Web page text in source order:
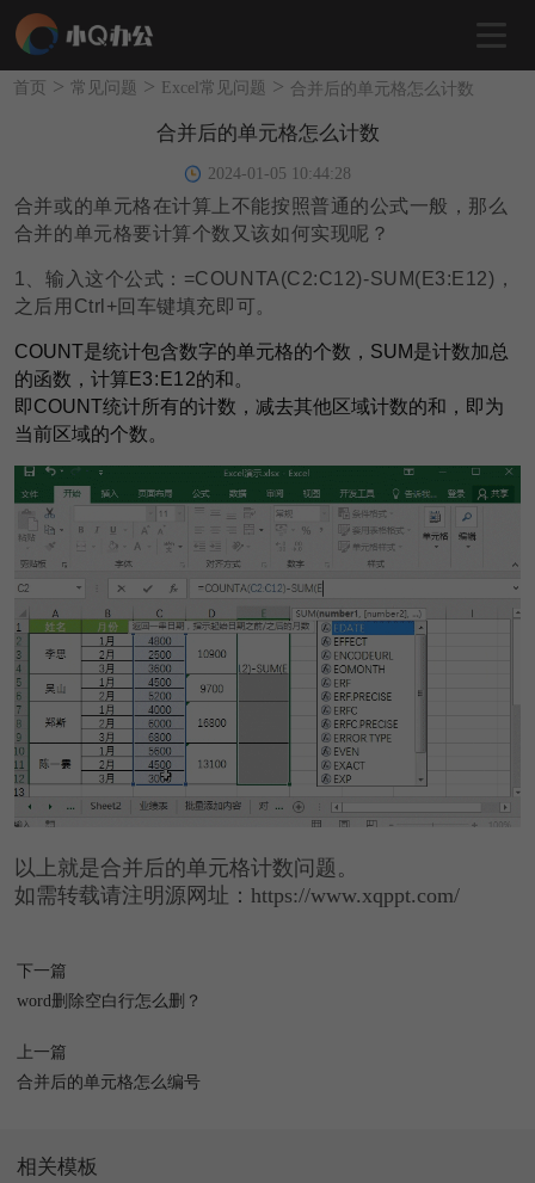
首页 > 常见问题 > Excel常见问题 > 合并后的单元格怎么计数
合并后的单元格怎么计数
2024-01-05 10:44:28
合并或的单元格在计算上不能按照普通的公式一般，那么
合并的单元格要计算个数又该如何实现呢？
1、输入这个公式：=COUNTA(C2:C12)-SUM(E3: E12)，
之后用Ctrl+回车键填充即可。
COUNT是统计包含数字的单元格的个数，SUM是计数加总
的函数，计算E3: E12的和。
即COUNT统计所有的计数，减去其他区域计数的和，即为
当前区域的个数。
以上就是合并后的单元格计数问题。
如需转载请注明源网址：https://www.xqppt.com/
下一篇
word删除空白行怎么删？
上一篇
合并后的单元格怎么编号
相关模板